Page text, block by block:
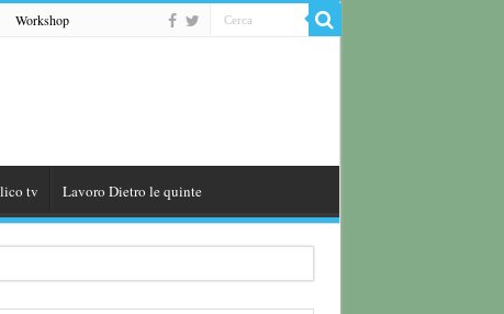
Workshop
tv Lavoro Dietro le quinte